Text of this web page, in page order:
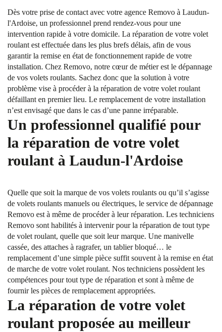
Dès votre prise de contact avec votre agence Removo à Laudun-
l'Ardoise, un professionnel prend rendez-vous pour une
intervention rapide à votre domicile. La réparation de votre volet
roulant est effectuée dans les plus brefs délais, afin de vous
garantir la remise en état de fonctionnement rapide de votre
installation. Chez Removo, notre cœur de métier est le dépannage
de vos volets roulants. Sachez donc que la solution à votre
problème vise à procéder à la réparation de votre volet roulant
défaillant en premier lieu. Le remplacement de votre installation
n’est envisagé que dans le cas d’une panne irréparable.
Un professionnel qualifié pour
la réparation de votre volet
roulant à Laudun-l'Ardoise
Quelle que soit la marque de vos volets roulants ou qu’il s’agisse
de volets roulants manuels ou électriques, le service de dépannage
Removo est à même de procéder à leur réparation. Les techniciens
Removo sont habilités à intervenir pour la réparation de tout type
de volet roulant, quelle que soit leur marque. Une manivelle
cassée, des attaches à ragrafer, un tablier bloqué… le
remplacement d’une simple pièce suffit souvent à la remise en état
de marche de votre volet roulant. Nos techniciens possèdent les
compétences pour tout type de réparation et sont à même de
fournir les pièces de remplacement appropriées.
La réparation de votre volet
roulant proposée au meilleur